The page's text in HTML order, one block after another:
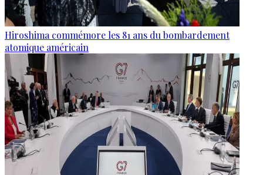
Hiroshima commémore les 81 ans du bombardement
atomique américain